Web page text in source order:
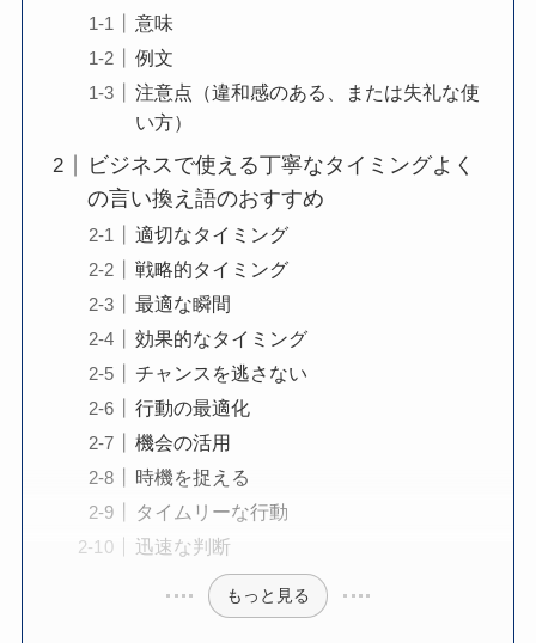
意味
例文
注意点（違和感のある、または失礼な使
い方）
ビジネスで使える丁寧なタイミングよく
の言い換え語のおすすめ
適切なタイミング
戦略的タイミング
最適な瞬間
効果的なタイミング
チャンスを逃さない
行動の最適化
機会の活用
時機を捉える
タイムリーな行動
迅速な判断
もっと見る